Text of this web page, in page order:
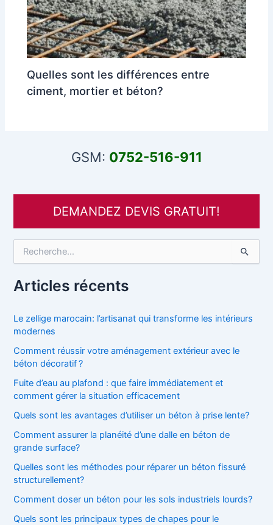
Quelles sont les différences entre
ciment, mortier et béton?
GSM: 0752-516-911
DEMANDEZ DEVIS GRATUIT!
h
e
c
h
r
:
Articles récents
Le zellige marocain: l’artisanat qui transforme les intérieurs
modernes
Comment réussir votre aménagement extérieur avec le
béton décoratif ?
Fuite d’eau au plafond : que faire immédiatement et
comment gérer la situation efficacement
Quels sont les avantages d’utiliser un béton à prise lente?
Comment assurer la planéité d’une dalle en béton de
grande surface?
Quelles sont les méthodes pour réparer un béton fissuré
structurellement?
Comment doser un béton pour les sols industriels lourds?
Quels sont les principaux types de chapes pour le